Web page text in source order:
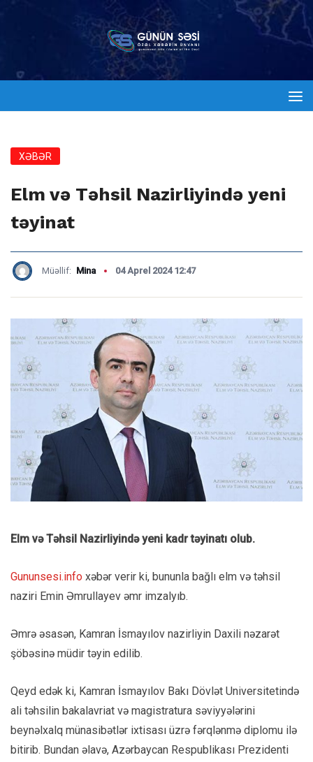
XƏBƏR
Elm və Təhsil Nazirliyində yeni
təyinat
Müəllif: Mina 04 Aprel 2024 12:47
Elm və Təhsil Nazirliyində yeni kadr təyinatı olub.
Gununsesi.info xəbər verir ki, bununla bağlı elm və təhsil
naziri Emin Əmrullayev əmr imzalyıb.
Əmrə əsasən, Kamran İsmayılov nazirliyin Daxili nəzarət
şöbəsinə müdir təyin edilib.
Qeyd edək ki, Kamran İsmayılov Bakı Dövlət Universitetində
ali təhsilin bakalavriat və magistratura səviyyələrini
beynəlxalq münasibətlər ixtisası üzrə fərqlənmə diplomu ilə
bitirib. Bundan əlavə, Azərbaycan Respublikası Prezidenti